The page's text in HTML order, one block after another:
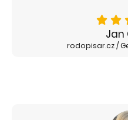
Jan
rodopisar.cz /